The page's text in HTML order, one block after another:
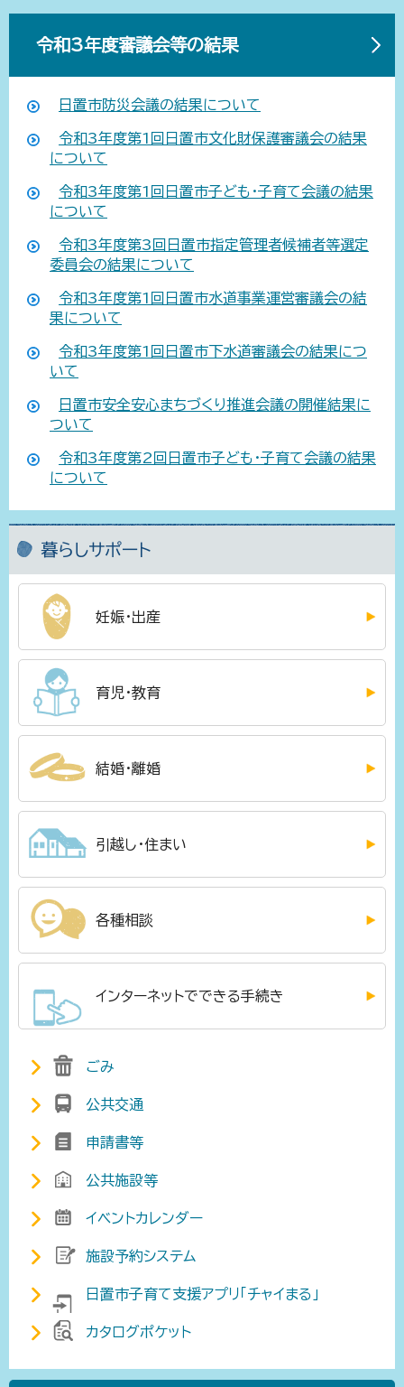
令和3年度審議会等の結果
日置市防災会議の結果について
令和3年度第1回日置市文化財保護審議会の結果
について
令和3年度第1回日置市子ども・子育て会議の結果
について
令和3年度第3回日置市指定管理者候補者等選定
委員会の結果について
令和3年度第1回日置市水道事業運営審議会の結
果について
令和3年度第1回日置市下水道審議会の結果につ
いて
日置市安全安心まちづくり推進会議の開催結果に
ついて
令和3年度第2回日置市子ども・子育て会議の結果
について
暮らしサポート
妊娠・出産
育児・教育
結婚・離婚
引越し・住まい
各種相談
インターネットでできる手続き
ごみ
公共交通
申請書等
公共施設等
イベントカレンダー
施設予約システム
日置市子育て支援アプリ「チャイまる」
カタログポケット